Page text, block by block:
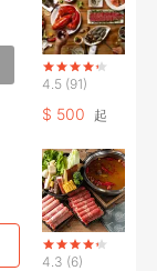
4.5 (91)
$ 500 起
4.3 (6)